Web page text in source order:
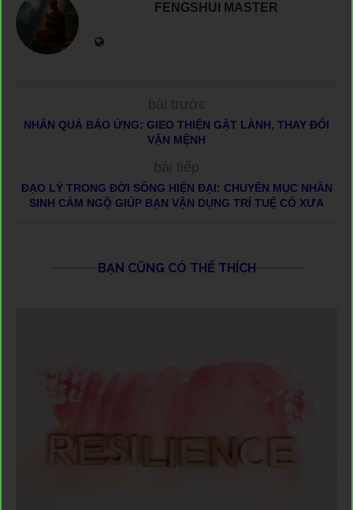
FENGSHUI MASTER
bài trước
NHÂN QUẢ BÁO ỨNG: GIEO THIỆN GẶT LÀNH, THAY ĐỔI
VẬN MỆNH
bài tiếp
ĐẠO LÝ TRONG ĐỜI SỐNG HIỆN ĐẠI: CHUYÊN MỤC NHÂN
SINH CẢM NGỘ GIÚP BẠN VẬN DỤNG TRÍ TUỆ CỔ XƯA
BẠN CŨNG CÓ THỂ THÍCH